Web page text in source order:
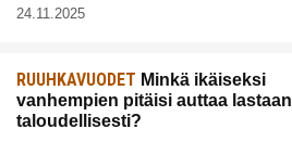
24.11.2025
RUUHKAVUODET Minkä ikäiseksi
vanhempien pitäisi auttaa lastaan
taloudellisesti?